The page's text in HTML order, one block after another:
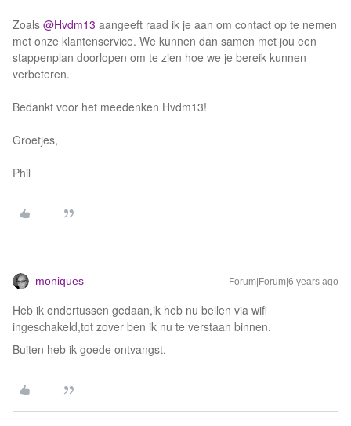
​​​​​​Zoals @Hvdm13 aangeeft raad ik je aan om contact op te nemen
met onze klantenservice. We kunnen dan samen met jou een
stappenplan doorlopen om te zien hoe we je bereik kunnen
verbeteren.
Bedankt voor het meedenken Hvdm13!
Groetjes,
Phil
moniques Forum|Forum|6 years ago
Heb ik ondertussen gedaan,ik heb nu bellen via wifi
ingeschakeld,tot zover ben ik nu te verstaan binnen.
Buiten heb ik goede ontvangst.